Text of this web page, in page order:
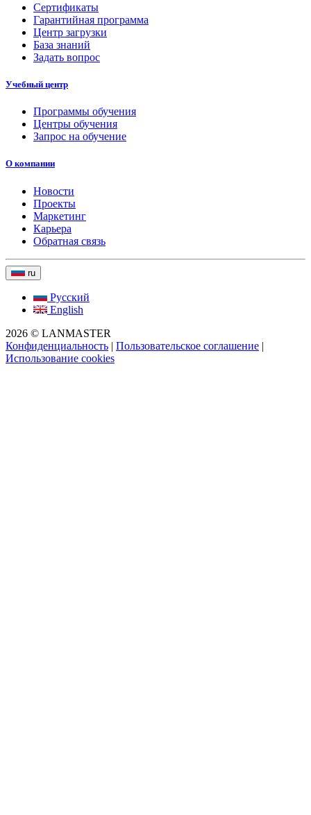
Сертификаты
Гарантийная программа
Центр загрузки
База знаний
Задать вопрос
Учебный центр
Программы обучения
Центры обучения
Запрос на обучение
О компании
Новости
Проекты
Маркетинг
Карьера
Обратная связь
ru
Русский
English
2026 © LANMASTER
Конфиденциальность | Пользовательское соглашение |
Использование cookies